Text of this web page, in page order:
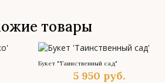
товары
Букет "Таинственный сад"
5 950 руб.